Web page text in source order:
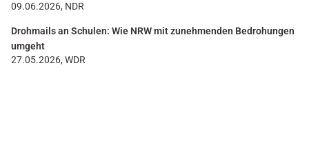
09.06.2026, NDR
Drohmails an Schulen: Wie NRW mit zunehmenden Bedrohungen
umgeht
27.05.2026, WDR